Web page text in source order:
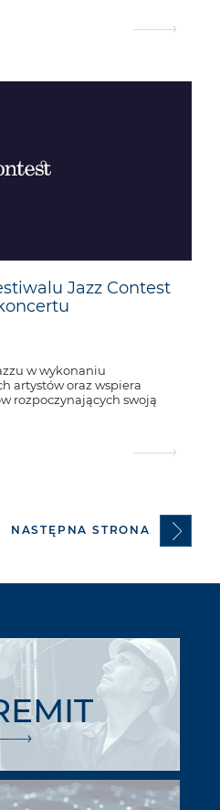
Jazz Contest
w wykonaniu
artystów oraz wspiera
rozpoczynających swoją
NASTĘPNA STRONA